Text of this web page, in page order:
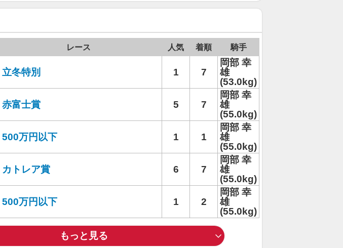
レース 人気 着順 騎手
立冬特別 1 7
岡部 幸
雄
(53.0kg)
赤富士賞 5 7
岡部 幸
雄
(55.0kg)
500万円以下 1 1
岡部 幸
雄
(55.0kg)
カトレア賞 6 7
岡部 幸
雄
(55.0kg)
500万円以下 1 2
岡部 幸
雄
(55.0kg)
もっと見る